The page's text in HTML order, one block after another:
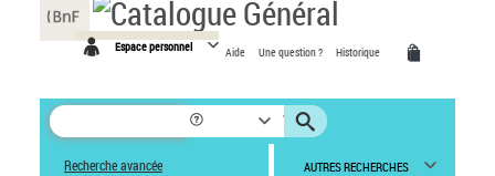
Espace personnel Aide Une question ? Historique
Recherche avancée AUTRES RECHERCHES
Panneau de gestion des cookies